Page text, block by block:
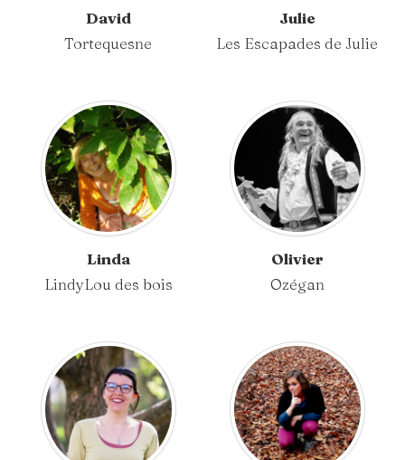
David
Tortequesne
Julie
Les Escapades de Julie
Linda
LindyLou des bois
Olivier
Ozégan